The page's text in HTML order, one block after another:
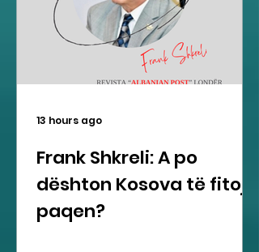
Frank Shkreli: A po
dështon Kosova të fitojë
paqen?
13 hours ago